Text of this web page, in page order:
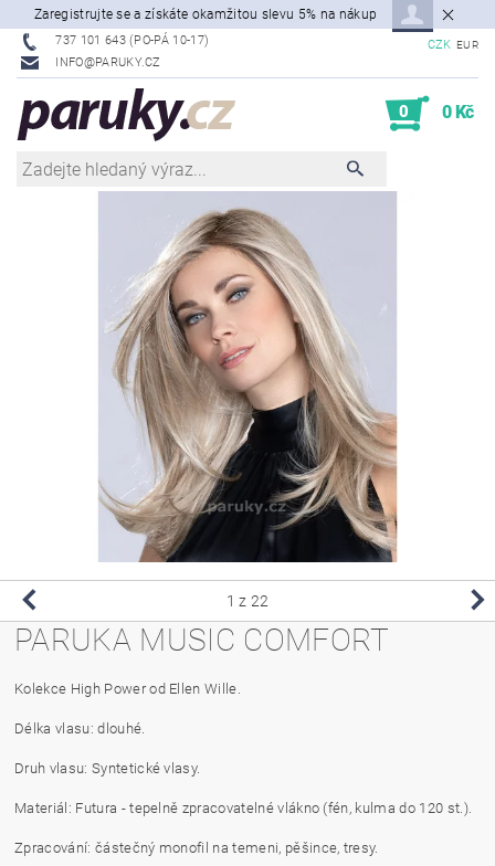
Zaregistrujte se a získáte okamžitou slevu 5% na nákup
737 101 643 (PO-PÁ 10-17)
INFO@PARUKY.CZ
CZK EUR
0 0 Kč
1 z 22
PARUKA MUSIC COMFORT
Kolekce High Power od Ellen Wille.
Délka vlasu: dlouhé.
Druh vlasu: Syntetické vlasy.
Materiál: Futura - tepelně zpracovatelné vlákno (fén, kulma do 120 st.).
Zpracování: částečný monofil na temeni, pěšince, tresy.